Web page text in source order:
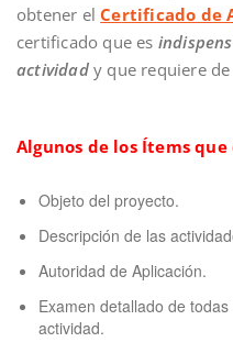
obtener elCertificado de
certificado que es
actividady que requiere de
Algunos de los Ítems
Objeto del proyecto.
Descripción de las
Autoridad de Aplicación.
Examen detallado de
actividad.